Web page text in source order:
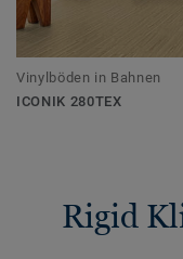
Vinylböden in Bahnen
ICONIK 280TEX
Rigid